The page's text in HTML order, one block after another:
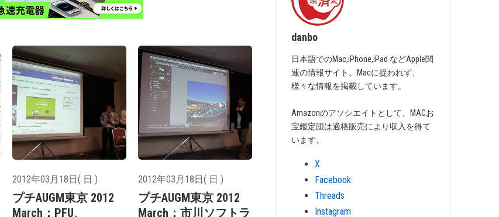
2012年03月18日( 日 )
プチAUGM東京 2012
March：PFU、
2012年03月18日( 日 )
プチAUGM東京 2012
March：市川ソフトラ
danbo
日本語でのMac,iPhone,iPad などApple関
連の情報サイト。Macに捉われず、
様々な情報を掲載しています。
Amazonのアソシエイトとして、MACお
宝鑑定団は適格販売により収入を得て
います。
X
Facebook
Threads
Instagram